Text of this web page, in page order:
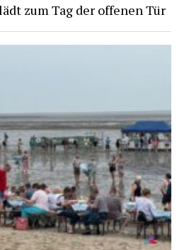
zum Tag der offenen Tür